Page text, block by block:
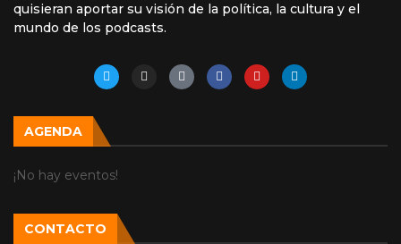
quisieran aportar su visión de la política, la cultura y el
mundo de los podcasts.
AGENDA
¡No hay eventos!
CONTACTO